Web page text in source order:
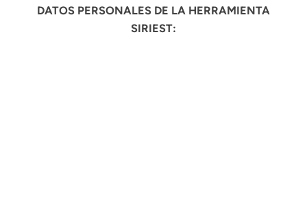
DATOS PERSONALES DE LA HERRAMIENTA
SIRIEST: